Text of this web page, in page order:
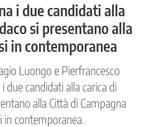
i due candidati alla
si presentano alla
in contemporanea
Luongo e Pierfrancesco
due candidati alla carica di
alla Città di Campagna
in contemporanea.